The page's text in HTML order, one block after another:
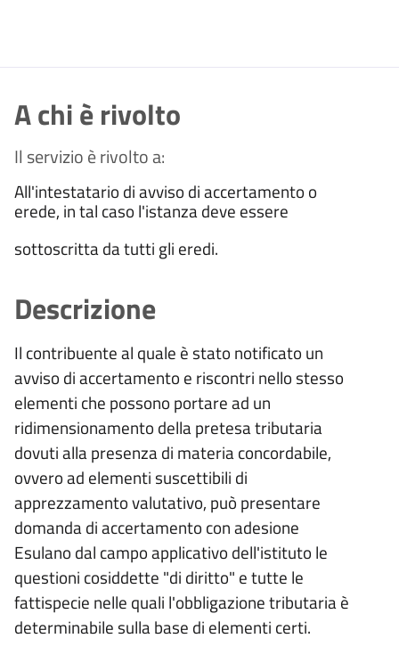
A chi è rivolto
Il servizio è rivolto a:
All'intestatario di avviso di accertamento o
erede, in tal caso l'istanza deve essere
sottoscritta da tutti gli eredi.
Descrizione
Il contribuente al quale è stato notificato un
avviso di accertamento e riscontri nello stesso
elementi che possono portare ad un
ridimensionamento della pretesa tributaria
dovuti alla presenza di materia concordabile,
ovvero ad elementi suscettibili di
apprezzamento valutativo, può presentare
domanda di accertamento con adesione
Esulano dal campo applicativo dell'istituto le
questioni cosiddette "di diritto" e tutte le
fattispecie nelle quali l'obbligazione tributaria è
determinabile sulla base di elementi certi.